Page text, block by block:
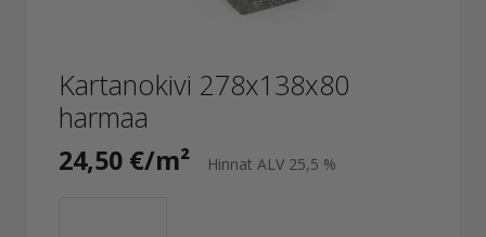
Kartanokivi 278x138x80
harmaa
24,50 €/m² Hinnat ALV 25,5 %